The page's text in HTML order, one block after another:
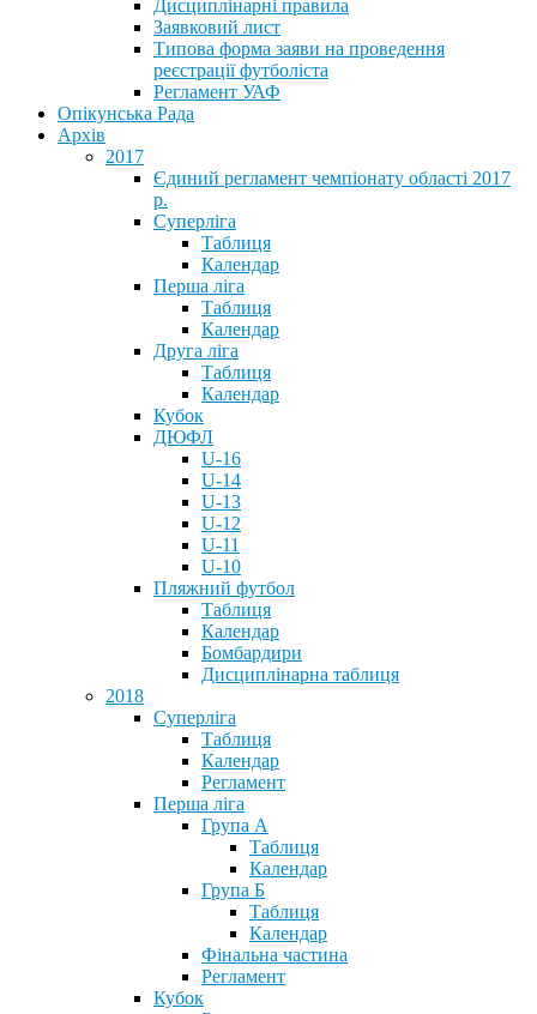
Дисциплінарні правила
Заявковий лист
Типова форма заяви на проведення
реєстрації футболіста
Регламент УАФ
Опікунська Рада
Архів
2017
Єдиний регламент чемпіонату області 2017
р.
Суперліга
Таблиця
Календар
Перша ліга
Таблиця
Календар
Друга ліга
Таблиця
Календар
Кубок
ДЮФЛ
U-16
U-14
U-13
U-12
U-11
U-10
Пляжний футбол
Таблиця
Календар
Бомбардири
Дисциплінарна таблиця
2018
Суперліга
Таблиця
Календар
Регламент
Перша ліга
Група А
Таблиця
Календар
Група Б
Таблиця
Календар
Фінальна частина
Регламент
Кубок